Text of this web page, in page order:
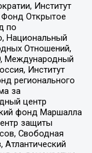
Институт
Открытое
по
Национальный
Отношений,
Международный
Институт
регионального
за
центр
фонд Маршалла
защиты
Свободная
Атлантический